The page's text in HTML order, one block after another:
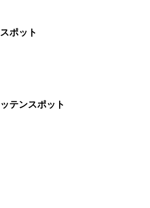
ポット
テンスポット